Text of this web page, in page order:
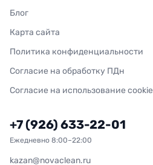
Блог
Карта сайта
Политика конфиденциальности
Согласие на обработку ПДн
Согласие на использование cookie
+7 (926) 633-22-01
Ежедневно 8:00–22:00
kazan@novaclean.ru